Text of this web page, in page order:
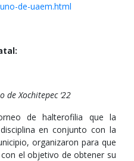
de-uaem.html
de Xochitepec ‘22
de halterofilia que la
en conjunto con la
organizaron para que
el objetivo de obtener su